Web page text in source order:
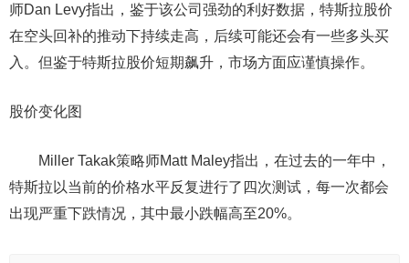
师Dan Levy指出，鉴于该公司强劲的利好数据，特斯拉股价
在空头回补的推动下持续走高，后续可能还会有一些多头买
入。但鉴于特斯拉股价短期飙升，市场方面应谨慎操作。
股价变化图
Miller Takak策略师Matt Maley指出，在过去的一年中，
特斯拉以当前的价格水平反复进行了四次测试，每一次都会
出现严重下跌情况，其中最小跌幅高至20%。